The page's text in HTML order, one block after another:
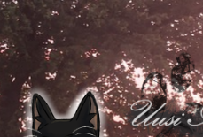
Siirry
sisältöön